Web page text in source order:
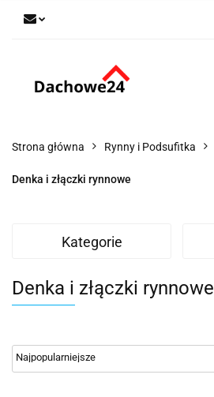
Strona główna Rynny i Podsufitka
Denka i złączki rynnowe
Kategorie
Denka i złączki rynnowe